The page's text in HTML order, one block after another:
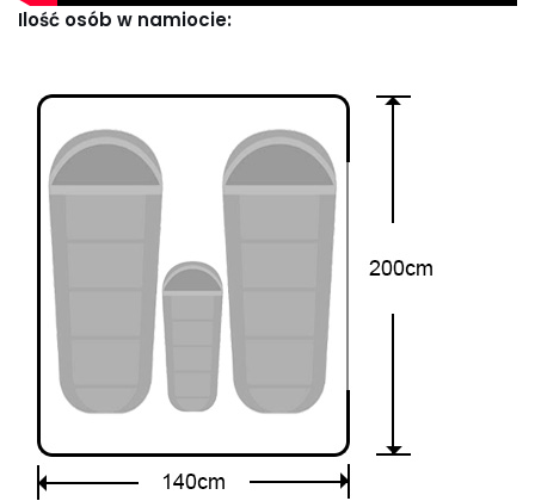
Ilość osób w namiocie: